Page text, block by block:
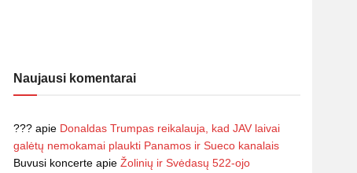
Naujausi komentarai
??? apie Donaldas Trumpas reikalauja, kad JAV laivai
galėtų nemokamai plaukti Panamos ir Sueco kanalais
Buvusi koncerte apie Žolinių ir Svėdasų 522-ojo